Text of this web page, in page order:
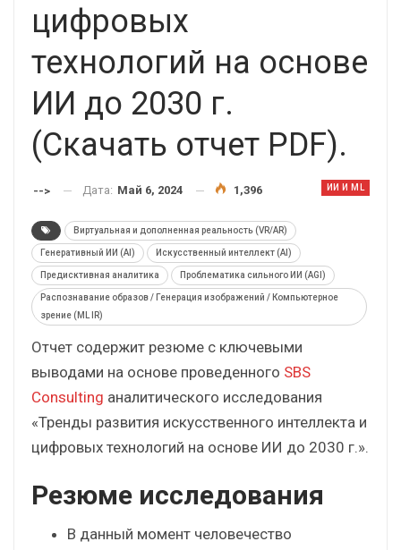
цифровых
технологий на основе
ИИ до 2030 г.
(Скачать отчет PDF).
ИИ И ML
--> Дата: Май 6, 2024 1,396
Виртуальная и дополненная реальность (VR/AR)
Генеративный ИИ (AI) Искусственный интеллект (AI)
Предисктивная аналитика Проблематика сильного ИИ (AGI)
Распознавание образов / Генерация изображений / Компьютерное
зрение (ML IR)
Отчет содержит резюме с ключевыми
выводами на основе проведенного SBS
Consulting аналитического исследования
«Тренды развития искусственного интеллекта и
цифровых технологий на основе ИИ до 2030 г.».
Резюме исследования
В данный момент человечество